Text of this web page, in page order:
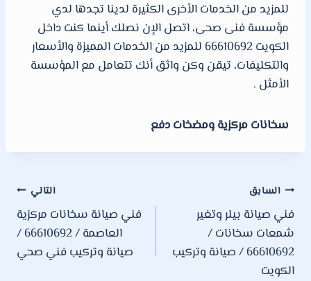
للمزيد من الخدمات الأخرى الكثيرة لدينا تجدها لدي
مؤسسة فنى صحى، اتصل الإن نصلك أينما كنت داخل
الكويت 66610692 للمزيد من الخدمات المميزة والأسعار
والتكليفات، تيقن وكن واثق أنك تتعامل مع المؤسسة
الأمثل .
سخانات مركزية ومضخات دفع
تصفّح
المقالات
السابق
فني صيانة بيلر وتغير
شمعات سخانات /
66610692 / صيانة وتركيب
الكويت
التالي
فني صيانة سخانات مركزية
العاصمة / 66610692 /
صيانة وتركيب فني صحي